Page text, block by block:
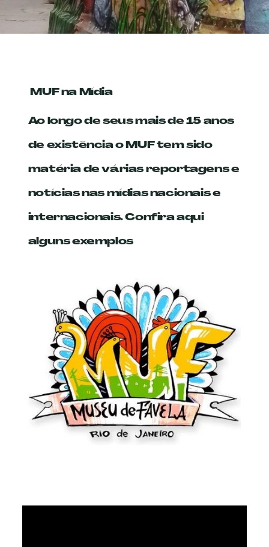
MUF na Mídia
Ao longo de seus mais de 15 anos
de existência o MUF tem sido
matéria de várias reportagens e
notícias nas mídias nacionais e
internacionais. Confira aqui
alguns exemplos